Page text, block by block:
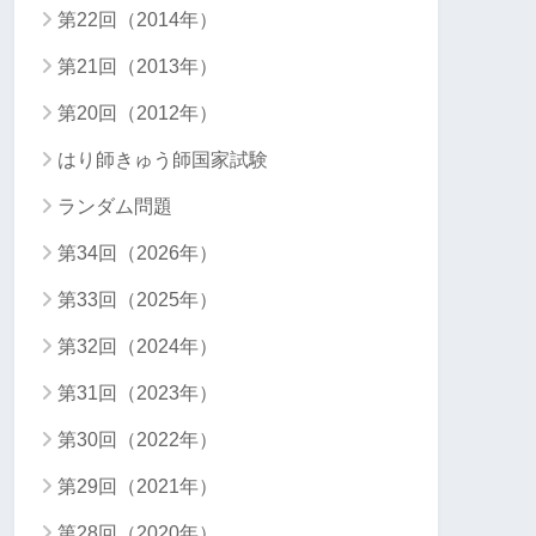
第22回（2014年）
第21回（2013年）
第20回（2012年）
はり師きゅう師国家試験
ランダム問題
第34回（2026年）
第33回（2025年）
第32回（2024年）
第31回（2023年）
第30回（2022年）
第29回（2021年）